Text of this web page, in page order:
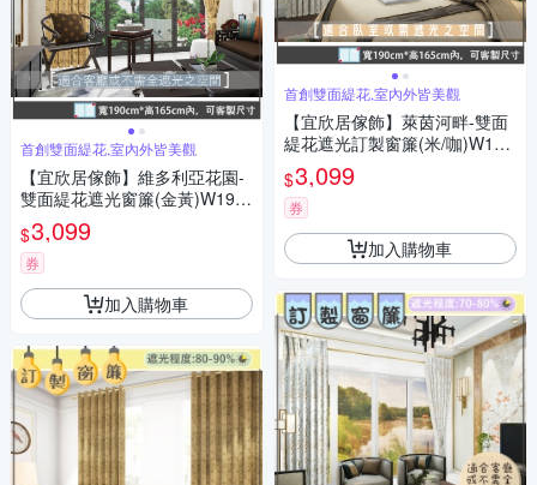
首創雙面緹花,室內外皆美觀
【宜欣居傢飾】維多利亞花園-
雙面緹花遮光窗簾(金黃)W190*
H165cm以內*2片/台灣製MIT
$3,099
券
加入購物車
首創雙面緹花,室內外皆美觀
【宜欣居傢飾】萊茵河畔-雙面
緹花遮光訂製窗簾(米/咖)W190
*H165cm以內*2片/台灣製MIT
$3,099
券
加入購物車